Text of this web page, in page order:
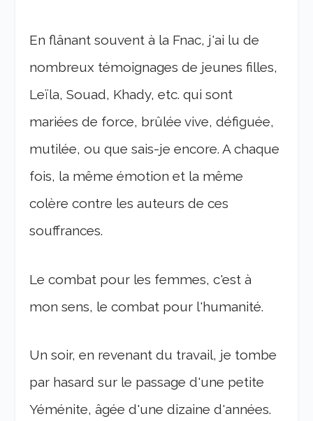
En flânant souvent à la Fnac, j'ai lu de
nombreux témoignages de jeunes filles,
Leïla, Souad, Khady, etc. qui sont
mariées de force, brûlée vive, défiguée,
mutilée, ou que sais-je encore. A chaque
fois, la même émotion et la même
colère contre les auteurs de ces
souffrances.
Le combat pour les femmes, c'est à
mon sens, le combat pour l'humanité.
Un soir, en revenant du travail, je tombe
par hasard sur le passage d'une petite
Yéménite, âgée d'une dizaine d'années.